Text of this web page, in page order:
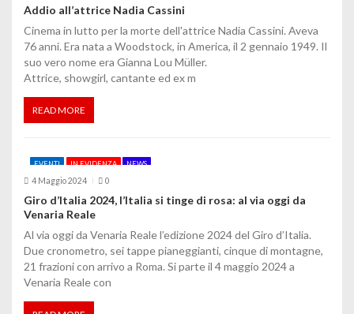
n
e
a
r
t
c
o
l
i
Addio all’attrice Nadia Cassini
Cinema in lutto per la morte dell'attrice Nadia Cassini. Aveva
76 anni. Era nata a Woodstock, in America, il 2 gennaio 1949. Il
suo vero nome era Gianna Lou Müller.
Attrice, showgirl, cantante ed ex m
READ MORE
EVENTI IN EVIDENZA NEWS
4 Maggio 2024 0
Giro d’Italia 2024, l’Italia si tinge di rosa: al via oggi da
Venaria Reale
Al via oggi da Venaria Reale l’edizione 2024 del Giro d’Italia.
Due cronometro, sei tappe pianeggianti, cinque di montagne,
21 frazioni con arrivo a Roma. Si parte il 4 maggio 2024 a
Venaria Reale con